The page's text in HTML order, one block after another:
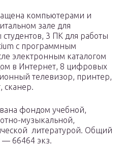
компьютерами и
зале для
студентов, 3 ПК для работы
с программным
электронным каталогом
в Интернет, 8 цифровых
телевизор, принтер,
сканер.
фондом учебной,
музыкальной,
литературой. Общий
— 66464 экз.